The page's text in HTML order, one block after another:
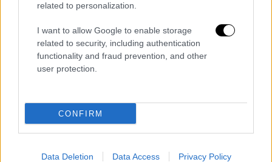
related to personalization.
I want to allow Google to enable storage
related to security, including authentication
functionality and fraud prevention, and other
user protection.
CONFIRM
Data Deletion Data Access Privacy Policy
Τι περιμένει η Αθήνα από τη σημερινή
συνάντηση Μητσοτάκη με Ερντογάν - H
θετική ατζέντα και οι κόκκινες γραμμές
Δεσποτόπουλος στο ethnos.gr: Γιατί ο
Ερντογάν δεν είναι κερδισμένος από τη
Έρχονται «ψηφιακά μάτια» στις
λεωφορειολωρίδες και κλήσεις με
φωτογραφία - Πότε ξεκινά το νέο
σύστημα